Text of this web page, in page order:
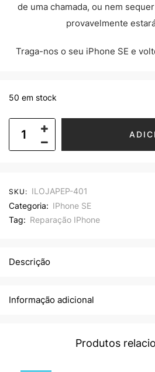
de uma chamada, ou nem
provavelmente
Traga-nos o seu iPhone SE e
50 em stock
SKU: ILOJAPEP-401
Categoria: IPhone SE
Tag: Reparação IPhone
Descrição
Informação adicional
Produtos